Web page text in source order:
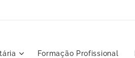
Formação Profissional